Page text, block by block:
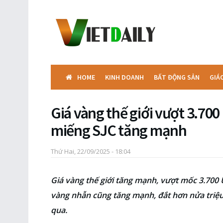
HOME KINH DOANH BẤT ĐỘNG SẢN
Giá vàng thế giới vượt
miếng SJC tăng mạnh
Thứ Hai, 22/09/2025 - 18:04
Giá vàng thế giới tăng mạnh, vượt mốc 3.700
vàng nhẫn cũng tăng mạnh, đắt hơn nửa
qua.